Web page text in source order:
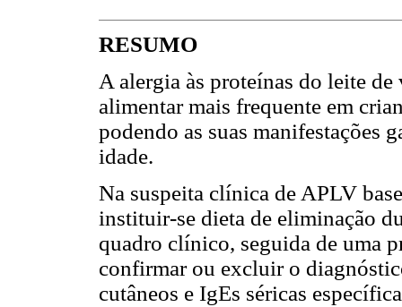
RESUMO
A alergia às proteínas do leite
alimentar mais frequente em
podendo as suas manifestações
idade.
Na suspeita clínica de APLV
instituir-se dieta de eliminação
quadro clínico, seguida de uma
confirmar ou excluir o
cutâneos e IgEs séricas